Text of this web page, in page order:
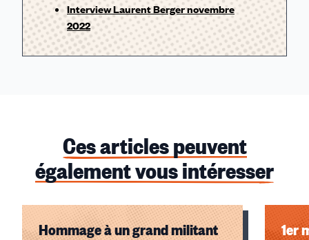
Interview Laurent Berger novembre
2022
Ces articles peuvent
également vous intéresser
Hommage à un grand militant
1er